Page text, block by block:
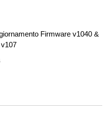
Firmware v1040 &